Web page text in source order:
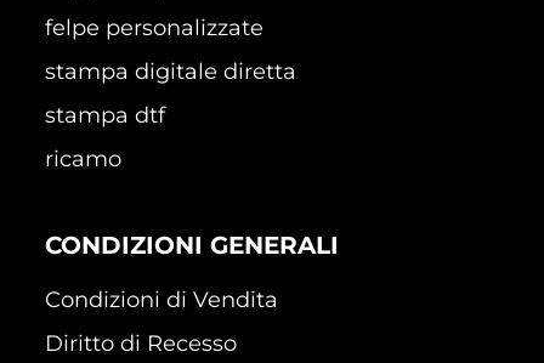
felpe personalizzate
stampa digitale diretta
stampa dtf
ricamo
CONDIZIONI GENERALI
Condizioni di Vendita
Diritto di Recesso